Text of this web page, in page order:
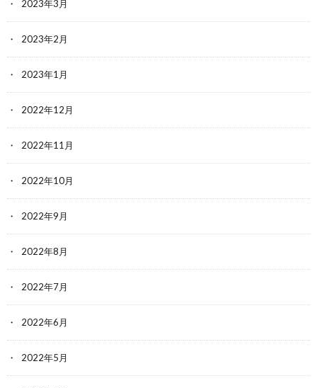
2023年3月
2023年2月
2023年1月
2022年12月
2022年11月
2022年10月
2022年9月
2022年8月
2022年7月
2022年6月
2022年5月